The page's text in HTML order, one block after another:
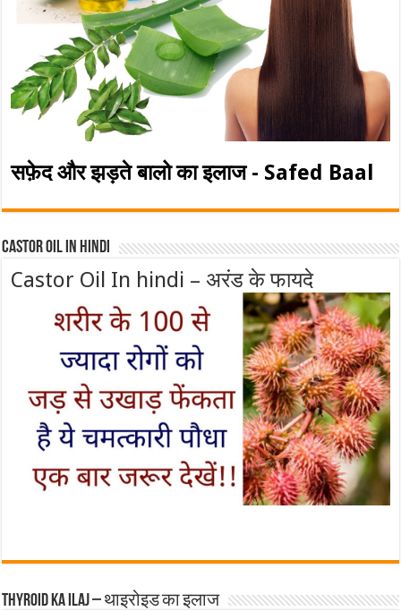
सफ़ेद और झड़ते बालो का इलाज - Safed Baal
Castor Oil In Hindi
Castor Oil In hindi – अरंड के फायदे
Thyroid ka ilaj – थाइरोइड का इलाज